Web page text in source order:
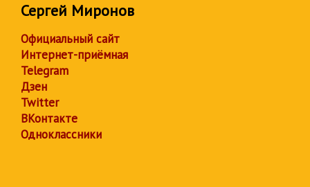
Сергей Миронов
Официальный сайт
Интернет-приёмная
Telegram
Дзен
Twitter
ВКонтакте
Одноклассники